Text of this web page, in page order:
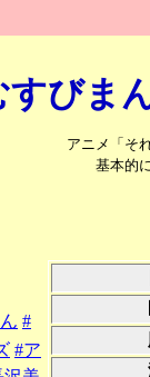
すびま
アニメ「そ
基本的
#
#ア